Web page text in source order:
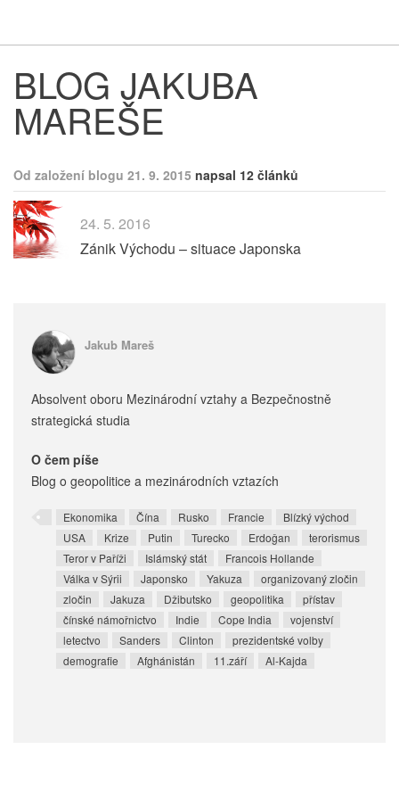
BLOG JAKUBA
MAREŠE
Od založení blogu 21. 9. 2015 napsal 12 článků
24. 5. 2016
Zánik Východu – situace Japonska
Jakub Mareš
Absolvent oboru Mezinárodní vztahy a Bezpečnostně
strategická studia
O čem píše
Blog o geopolitice a mezinárodních vztazích
Ekonomika Čína Rusko Francie
Blízký východ
USA
Krize Putin Turecko Erdoĝan
terorismus
Teror v Paříži
Islámský stát
Francois Hollande
Válka v Sýrii
Japonsko Yakuza
organizovaný zločin
zločin
Jakuza Džibutsko geopolitika
přístav
čínské námořnictvo
Indie Cope India
vojenství
letectvo
Sanders Clinton
prezidentské volby
demografie
Afghánistán 11.září Al-Kajda